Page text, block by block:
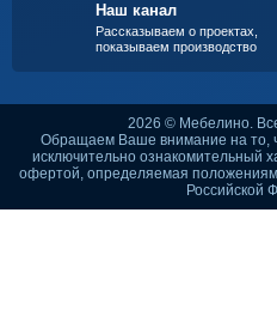
Наш канал
Рассказываем о проектах,
показываем производство
2026 © Мебелино.
Обращаем Ваше внимание на то,
исключительно ознакомительный
офертой, определяемая
Российской